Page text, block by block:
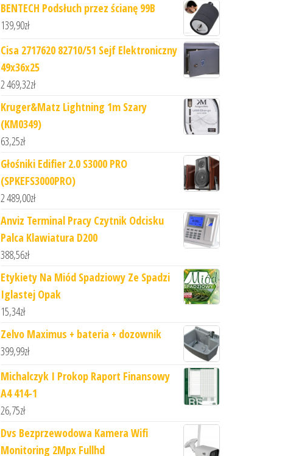
BENTECH Podsłuch przez ścianę 99B
139,90zł
Cisa 2717620 82710/51 Sejf Elektroniczny
49x36x25
2 469,32zł
Kruger&Matz Lightning 1m Szary
(KM0349)
63,25zł
Głośniki Edifier 2.0 S3000 PRO
(SPKEFS3000PRO)
2 489,00zł
Anviz Terminal Pracy Czytnik Odcisku
Palca Klawiatura D200
388,56zł
Etykiety Na Miód Spadziowy Ze Spadzi
Iglastej Opak
15,34zł
Zelvo Maximus + bateria + dozownik
399,99zł
Michalczyk I Prokop Raport Finansowy
A4 414-1
26,75zł
Dvs Bezprzewodowa Kamera Wifi
Monitoring 2Mpx Fullhd